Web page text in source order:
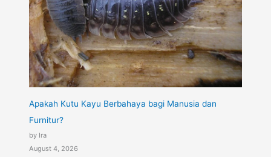
Apakah Kutu Kayu Berbahaya bagi Manusia dan
Furnitur?
by Ira
August 4, 2026